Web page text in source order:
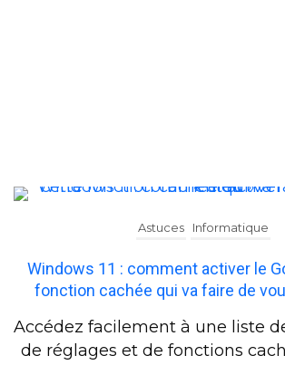
Astuces Informatique
Windows 11 : comment activer le
fonction cachée qui va faire de
Accédez facilement à une liste
de réglages et de fonctions